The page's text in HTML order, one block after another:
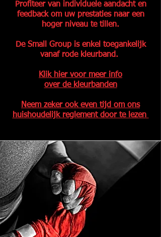
Profiteer van individuele aandacht en
feedback om uw prestaties naar een
hoger niveau te tillen.
De Small Group is enkel toegankelijk
vanaf rode kleurband.
Klik hier voor meer info
over de kleurbanden
Neem zeker ook even tijd om ons
huishoudelijk reglement door te lezen